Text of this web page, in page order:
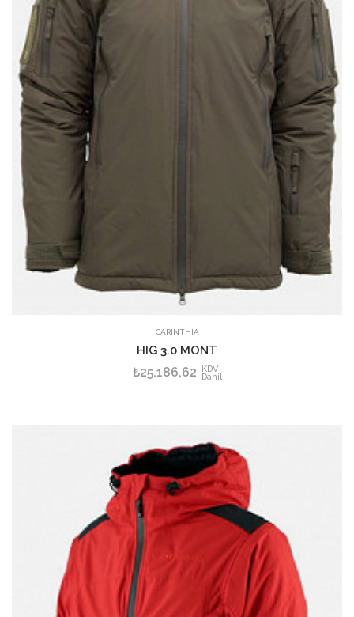
CARINTHIA
HIG 3.0 MONT
₺25.186,62 KDV
Dahil